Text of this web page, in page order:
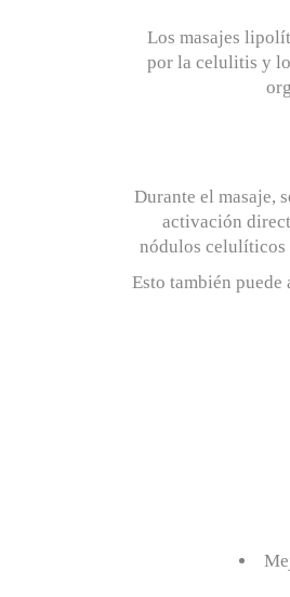
Los masajes
por la celulitis y lo
Durante el masaje,
activación
nódulos celulíticos
Esto también